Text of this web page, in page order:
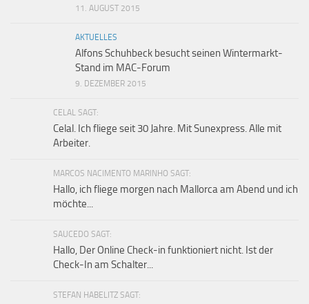
11. AUGUST 2015
AKTUELLES
Alfons Schuhbeck besucht seinen Wintermarkt-
Stand im MAC-Forum
9. DEZEMBER 2015
CELAL SAGT:
Celal. Ich fliege seit 30 Jahre. Mit Sunexpress. Alle mit
Arbeiter.
MARCOS NACIMENTO MARINHO SAGT:
Hallo, ich fliege morgen nach Mallorca am Abend und ich
möchte...
SAUCEDO SAGT:
Hallo, Der Online Check-in funktioniert nicht. Ist der
Check-In am Schalter...
STEFAN HABELITZ SAGT: